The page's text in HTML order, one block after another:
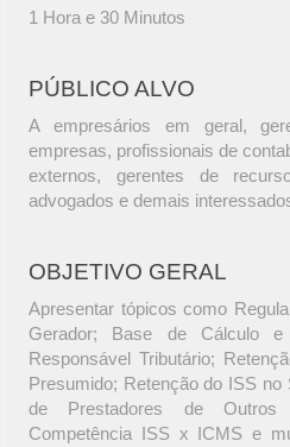
1 Hora e 30 Minutos
PÚBLICO ALVO
A empresários em geral,
empresas, profissionais de
externos, gerentes de
advogados e demais
OBJETIVO GERAL
Apresentar tópicos como
Gerador; Base de Cálculo e
Responsável Tributário;
Presumido; Retenção do ISS
de Prestadores de Outros
Competência ISS x ICMS e